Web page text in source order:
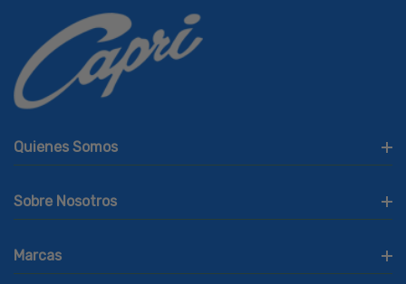
Quienes Somos
Sobre Nosotros
Marcas